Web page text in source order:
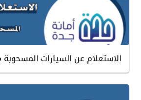
الاستعلام عن السيارات